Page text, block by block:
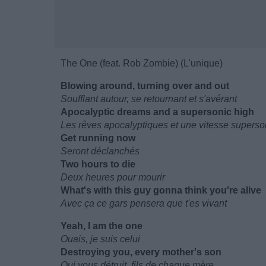
The One (feat. Rob Zombie) (L'unique)
Blowing around, turning over and out
Soufflant autour, se retournant et s'avérant
Apocalyptic dreams and a supersonic high
Les rêves apocalyptiques et une vitesse
Get running now
Seront déclanchés
Two hours to die
Deux heures pour mourir
What's with this guy gonna think you're alive
Avec ça ce gars pensera que t'es vivant
Yeah, I am the one
Ouais, je suis celui
Destroying you, every mother's son